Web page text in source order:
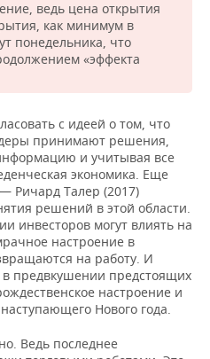
ведь цена открытия
как минимум в
понедельника, что
«эффекта
с идеей о том, что
принимают решения,
и учитывая все
экономика. Еще
Ричард Талер (2017)
решений в этой области.
инвесторов могут влиять на
настроение в
на работу. И
предвкушении предстоящих
настроение и
Нового года.
Ведь последнее